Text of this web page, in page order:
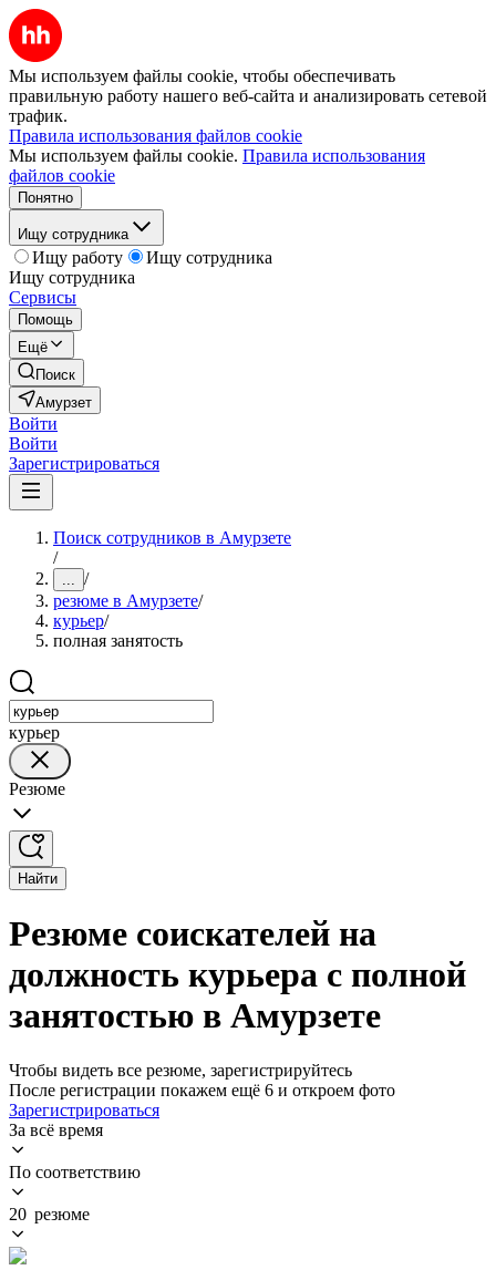
Мы используем файлы cookie, чтобы обеспечивать
правильную работу нашего веб-сайта и анализировать сетевой
трафик.
Правила использования файлов cookie
Мы используем файлы cookie. Правила использования
файлов cookie
Понятно
Ищу сотрудника
Ищу работу
Ищу сотрудника
Ищу сотрудника
Сервисы
Помощь
Ещё
Поиск
Амурзет
Войти
Войти
Зарегистрироваться
Поиск сотрудников в Амурзете
/
... /
резюме в Амурзете/
курьер/
полная занятость
курьер
Резюме
Найти
Резюме соискателей на
должность курьера с полной
занятостью в Амурзете
Чтобы видеть все резюме, зарегистрируйтесь
После регистрации покажем ещё 6 и откроем фото
Зарегистрироваться
За всё время
По соответствию
20 резюме